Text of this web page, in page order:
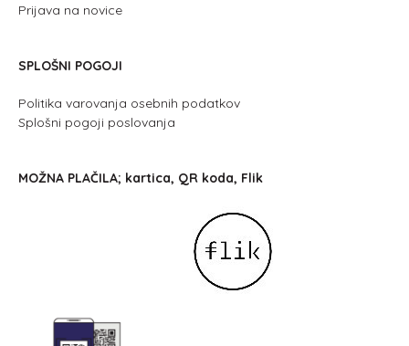
Prijava na novice
SPLOŠNI POGOJI
Politika varovanja osebnih podatkov
Splošni pogoji poslovanja
MOŽNA PLAČILA; kartica, QR koda, Flik